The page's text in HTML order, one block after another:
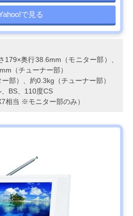
で見る
179×奥行38.6mm（モニター部）、
（チューナー部）
部）、約0.3kg（チューナー部）
、BS、110度CS
相当 ※モニター部のみ）